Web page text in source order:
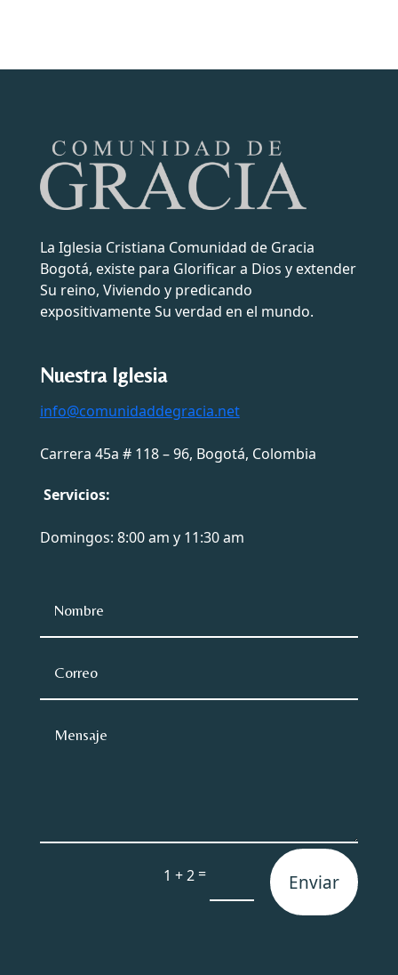
La Iglesia Cristiana Comunidad de Gracia
Bogotá, existe para Glorificar a Dios y extender
Su reino, Viviendo y predicando
expositivamente Su verdad en el mundo.
Nuestra Iglesia
info@comunidaddegracia.net
Carrera 45a # 118 – 96, Bogotá, Colombia
Servicios:
Domingos: 8:00 am y 11:30 am
1 + 2= Enviar